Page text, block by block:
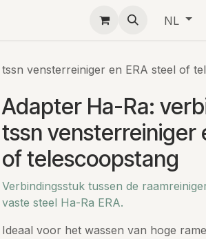
Kleine geschenkjesNL
vensterreiniger en ERA steel of
Adapter Ha-Ra:
tssn vensterreiniger
of telescoopstang
Verbindingsstuk tussen de
vaste steel Ha-Ra ERA.
Ideaal voor het wassen van hoge